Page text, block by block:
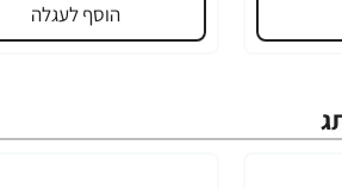
הוסף לעגלה